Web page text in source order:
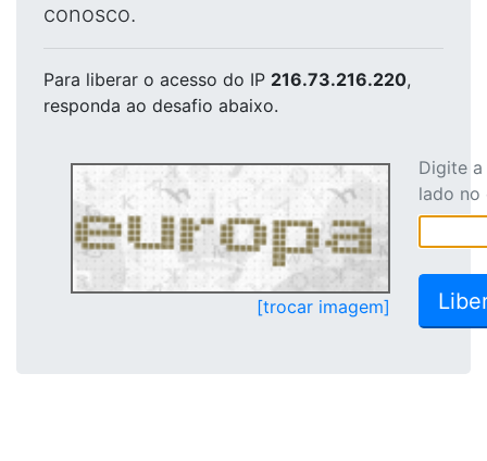
conosco.
Para liberar o acesso do IP 216.73.216.220,
responda ao desafio abaixo.
[trocar imagem]
Digite
lado no